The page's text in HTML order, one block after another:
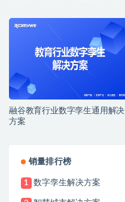
融谷教育行业数字孪生通用解决
方案
销量排行榜
1 数字孪生解决方案